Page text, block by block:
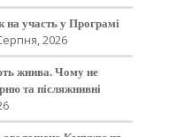
на участь у Програмі
2026
жнива. Чому не
та післяжнивні